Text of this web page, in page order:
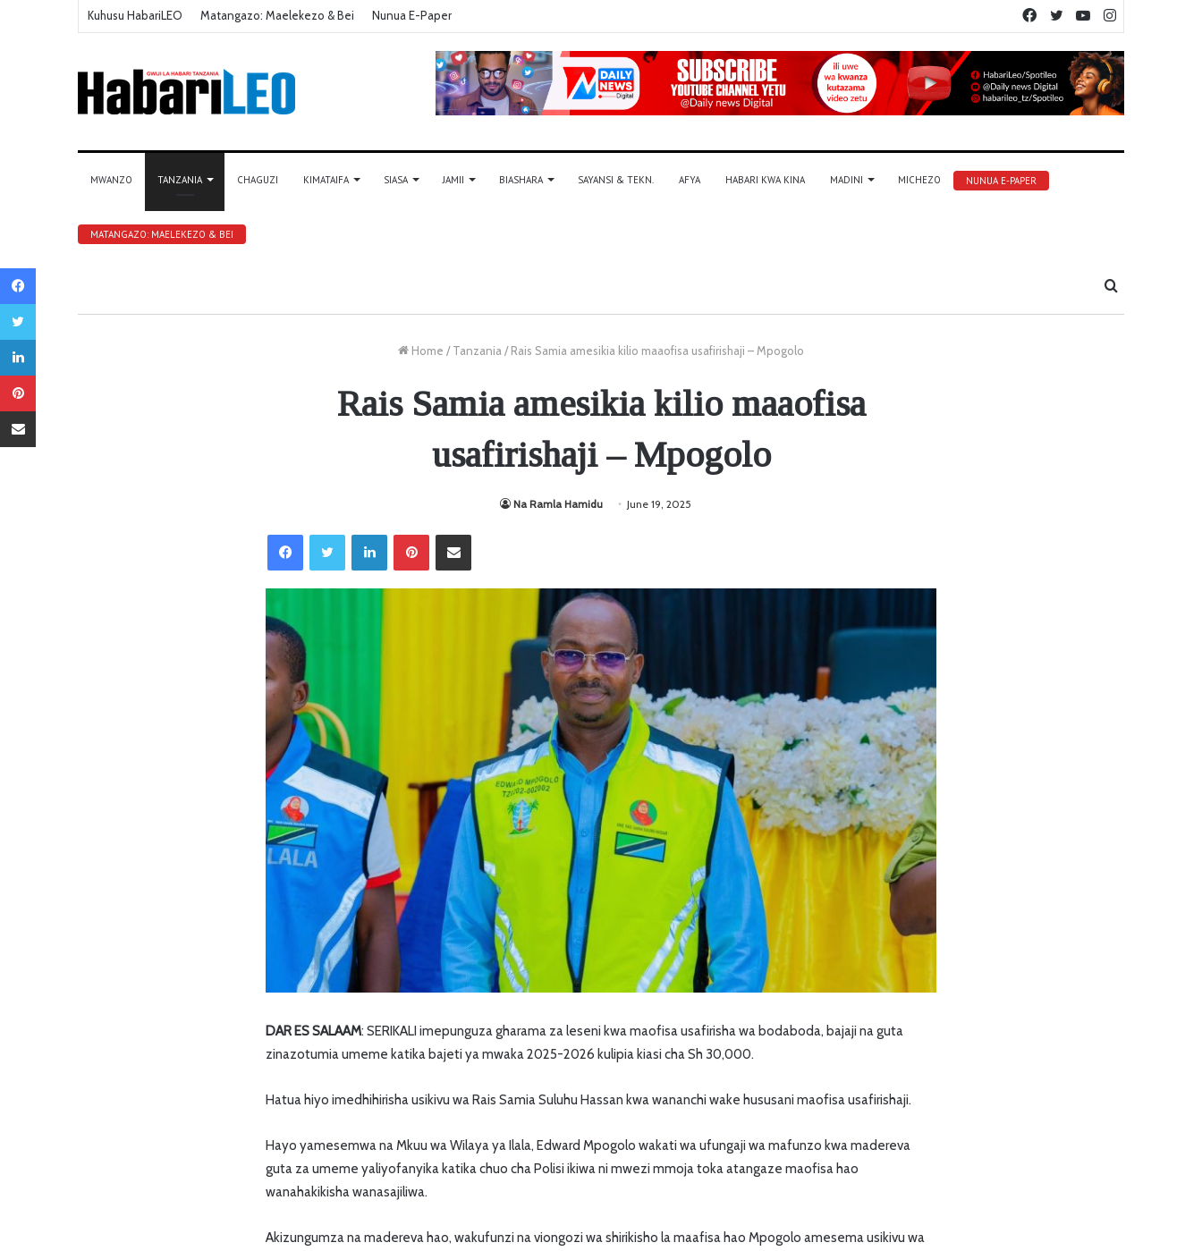
Kuhusu HabariLEO Matangazo: Maelekezo & Bei Nunua E-Paper YouTube
Twitter
Facebook
MWANZO TANZANIA CHAGUZI KIMATAIFA SIASA JAMII BIASHARA SAYANSI & TEKN. AFYA HABARI KWA KINA MADINI MICHEZO NUNUA E-PAPER
MATANGAZO: MAELEKEZO & BEI
Tafuta
Home / Tanzania / Rais Samia amesikia kilio maaofisa usafirishaji – Mpogolo
Rais Samia amesikia kilio maaofisa
usafirishaji – Mpogolo
Na Ramla Hamidu June 19, 2025
LinkedIn
DAR ES SALAAM: SERIKALI imepunguza gharama za leseni kwa maofisa usafirisha wa bodaboda, bajaji na guta
zinazotumia umeme katika bajeti ya mwaka 2025-2026 kulipia kiasi cha Sh 30,000.
Hatua hiyo imedhihirisha usikivu wa Rais Samia Suluhu Hassan kwa wananchi wake hususani maofisa usafirishaji.
Hayo yamesemwa na Mkuu wa Wilaya ya Ilala, Edward Mpogolo wakati wa ufungaji wa mafunzo kwa madereva
guta za umeme yaliyofanyika katika chuo cha Polisi ikiwa ni mwezi mmoja toka atangaze maofisa hao
wanahakikisha wanasajiliwa.
Akizungumza na madereva hao, wakufunzi na viongozi wa shirikisho la maafisa hao Mpogolo amesema usikivu wa